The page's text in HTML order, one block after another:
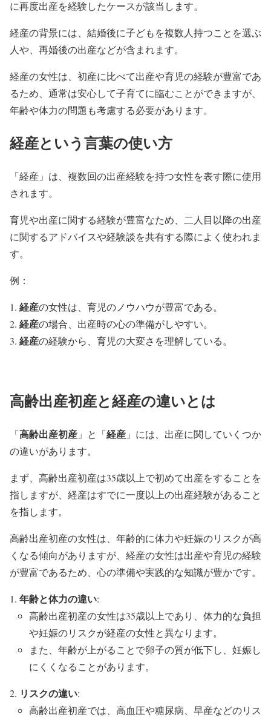
に再度出産を経験したケースが該当します。
経産の背景には、結婚後に子どもを複数人持つことを選ぶ
人や、再婚後の出産などが含まれます。
経産の女性は、初産に比べて出産や育児の経験が豊富であ
るため、通常は安心して子育てに臨むことができますが、
年齢や体力の問題も考慮する必要があります。
経産という言葉の使い方
「経産」は、複数回の出産経験を持つ女性を表す際に使用
されます。
育児や出産に関する経験が豊富なため、二人目以降の出産
に関するアドバイスや経験談を共有する際によく使われま
す。
例：
経産の女性は、育児のノウハウが豊富である。
経産の場合、出産時の心の準備がしやすい。
経産の経験から、育児の大変さを理解している。
高齢出産初産と経産の違いとは
「高齢出産初産 」と「経産 」には、出産に関していくつか
の違いがあります。
まず、高齢出産初産は35歳以上で初めて出産をすることを
指しますが、経産はすでに一度以上の出産経験があること
を指します。
高齢出産初産の女性は、年齢的に体力や妊娠のリスクが高
くなる傾向がありますが、経産の女性は出産や育児の経験
が豊富であるため、心の準備や実践的な知識が豊かです。
年齢と体力の違い:
高齢出産初産の女性は35歳以上であり、体力的な負担
や妊娠のリスクが経産の女性と異なります。
また、年齢が上がることで卵子の質が低下し、妊娠し
にくくなることがあります。
リスクの違い:
高齢出産初産では、高血圧や糖尿病、早産などのリス